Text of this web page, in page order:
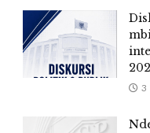
admin FEBRUARY 7, 2022
3